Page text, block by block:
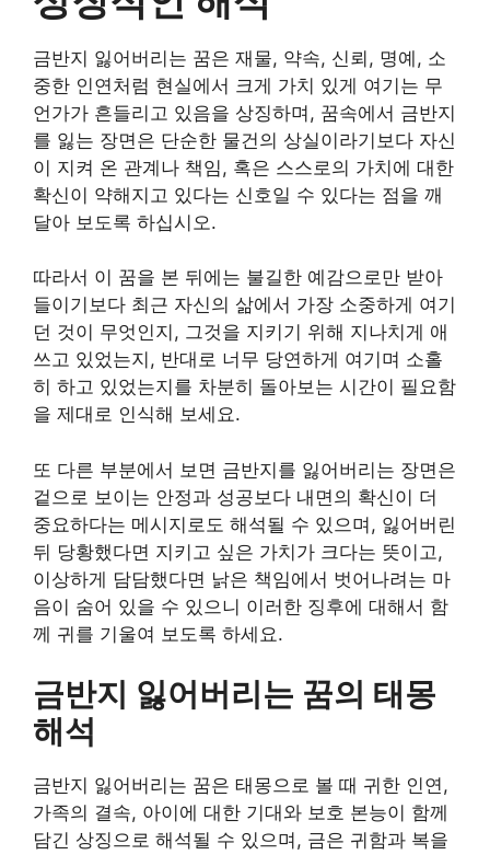
금반지 잃어버리는 꿈은 재물, 약속, 신뢰, 명예, 소
중한 인연처럼 현실에서 크게 가치 있게 여기는 무
언가가 흔들리고 있음을 상징하며, 꿈속에서 금반지
를 잃는 장면은 단순한 물건의 상실이라기보다 자신
이 지켜 온 관계나 책임, 혹은 스스로의 가치에 대한
확신이 약해지고 있다는 신호일 수 있다는 점을 깨
달아 보도록 하십시오.
따라서 이 꿈을 본 뒤에는 불길한 예감으로만 받아
들이기보다 최근 자신의 삶에서 가장 소중하게 여기
던 것이 무엇인지, 그것을 지키기 위해 지나치게 애
쓰고 있었는지, 반대로 너무 당연하게 여기며 소홀
히 하고 있었는지를 차분히 돌아보는 시간이 필요함
을 제대로 인식해 보세요.
또 다른 부분에서 보면 금반지를 잃어버리는 장면은
겉으로 보이는 안정과 성공보다 내면의 확신이 더
중요하다는 메시지로도 해석될 수 있으며, 잃어버린
뒤 당황했다면 지키고 싶은 가치가 크다는 뜻이고,
이상하게 담담했다면 낡은 책임에서 벗어나려는 마
음이 숨어 있을 수 있으니 이러한 징후에 대해서 함
께 귀를 기울여 보도록 하세요.
금반지 잃어버리는 꿈의 태몽
해석
금반지 잃어버리는 꿈은 태몽으로 볼 때 귀한 인연,
가족의 결속, 아이에 대한 기대와 보호 본능이 함께
담긴 상징으로 해석될 수 있으며, 금은 귀함과 복을